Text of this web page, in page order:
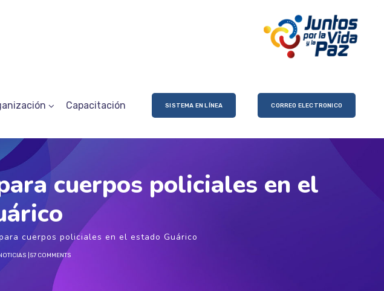
Capacitación SISTEMA EN LÍNEA CORREO ELECTRONICO
cuerpos policiales en el
cuerpos policiales en el estado Guárico
57 COMMENTS